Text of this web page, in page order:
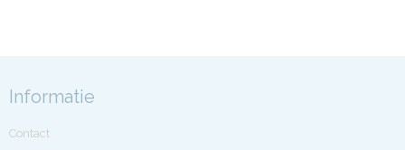
Informatie
Contact